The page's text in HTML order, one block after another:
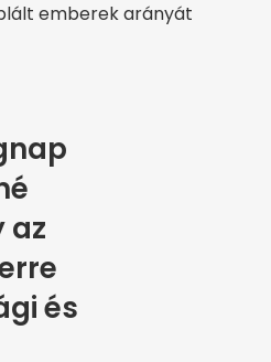
emberek arányát
az
és